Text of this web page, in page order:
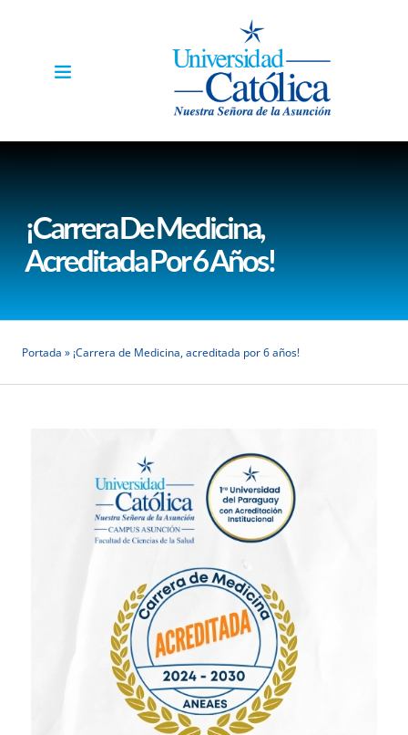
¡Carrera De Medicina,
Acreditada Por 6 Años!
Portada » ¡Carrera de Medicina, acreditada por 6 años!